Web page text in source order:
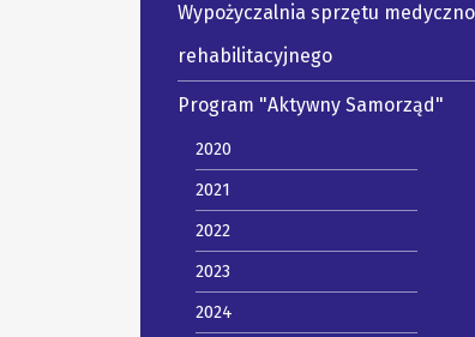
Wypożyczalnia sprzętu
rehabilitacyjnego
Program "Aktywny Samorząd"
2020
2021
2022
2023
2024